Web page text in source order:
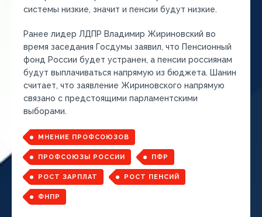
системы низкие, значит и пенсии будут низкие.
Ранее лидер ЛДПР Владимир Жириновский во
время заседания Госдумы заявил, что Пенсионный
фонд России будет устранен, а пенсии россиянам
будут выплачиваться напрямую из бюджета. Шанин
считает, что заявление Жириновского напрямую
связано с предстоящими парламентскими
выборами.
МНЕНИЕ ПРОФСОЮЗОВ
ПРОФСОЮЗЫ РОССИИ ПФР
РОСТ ЗАРПЛАТ РОСТ ПЕНСИЙ
ФНПР